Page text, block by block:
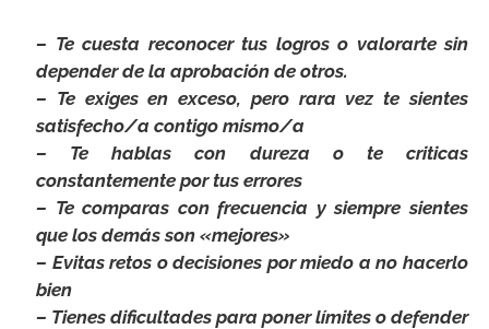
– Te cuesta reconocer tus logros o valorarte sin
depender de la aprobación de otros.
– Te exiges en exceso, pero rara vez te sientes
satisfecho/a contigo mismo/a
– Te hablas con dureza o te criticas
constantemente por tus errores
– Te comparas con frecuencia y siempre sientes
que los demás son «mejores»
– Evitas retos o decisiones por miedo a no hacerlo
bien
– Tienes dificultades para poner límites o defender